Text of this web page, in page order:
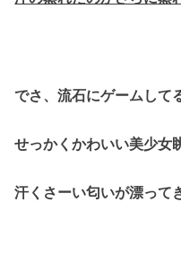
でさ、流石にゲームして
せっかくかわいい美少女
汗くさーい匂いが漂って